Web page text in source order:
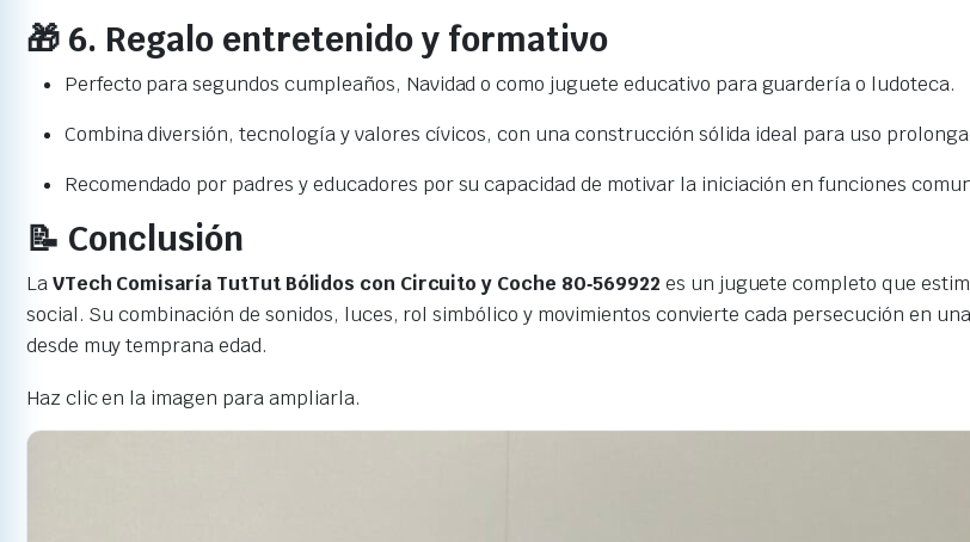
🎁 6. Regalo entretenido y formativo
Perfecto para segundos cumpleaños, Navidad o como juguete educativo para guardería o ludoteca.
Combina diversión, tecnología y valores cívicos, con una construcción sólida ideal para uso
Recomendado por padres y educadores por su capacidad de motivar la iniciación en funciones
📝 Conclusión
LaVTech Comisaría TutTut Bólidos con Circuito y Coche 80‑569922 es un juguete completo que
social. Su combinación de sonidos, luces, rol simbólico y movimientos convierte cada persecución en
desde muy temprana edad.
Haz clic en la imagen para ampliarla.